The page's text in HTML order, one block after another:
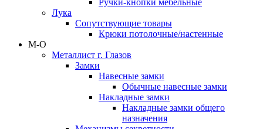
Ручки-кнопки мебельные
Лука
Сопутствующие товары
Крюки потолочные/настенные
М-О
Металлист г. Глазов
Замки
Навесные замки
Обычные навесные замки
Накладные замки
Накладные замки общего
назначения